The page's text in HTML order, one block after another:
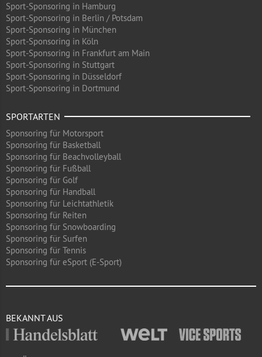
Sport-Sponsoring in Hamburg
Sport-Sponsoring in Berlin / Potsdam
Sport-Sponsoring in München
Sport-Sponsoring in Köln
Sport-Sponsoring in Frankfurt am Main
Sport-Sponsoring in Stuttgart
Sport-Sponsoring in Düsseldorf
Sport-Sponsoring in Dortmund
SPORTARTEN
Sponsoring für Motorsport
Sponsoring für Basketball
Sponsoring für Beachvolleyball
Sponsoring für Fußball
Sponsoring für Golf
Sponsoring für Handball
Sponsoring für Leichtathletik
Sponsoring für Reiten
Sponsoring für Snowboarding
Sponsoring für Surfen
Sponsoring für Tennis
Sponsoring für eSport (E-Sport)
BEKANNT AUS